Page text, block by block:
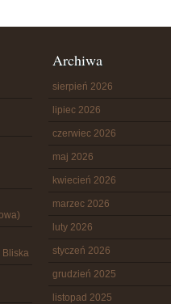
Bliska
Archiwa
sierpień 2026
lipiec 2026
czerwiec 2026
maj 2026
kwiecień 2026
marzec 2026
luty 2026
styczeń 2026
grudzień 2025
listopad 2025